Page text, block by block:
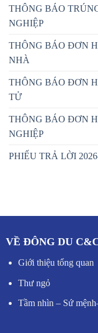
THÔNG BÁO
NGHIỆP
THÔNG BÁO ĐƠN
NHÀ
THÔNG BÁO ĐƠN
TỬ
THÔNG BÁO ĐƠN
NGHIỆP
PHIẾU TRẢ LỜI
VỀ ĐÔNG DU
Giới thiệu tổng quan
Thư ngỏ
Tầm nhìn – Sứ mệnh